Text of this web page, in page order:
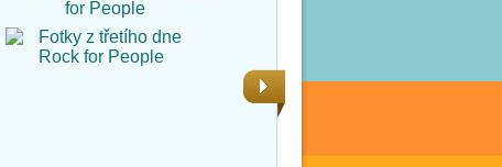
for People